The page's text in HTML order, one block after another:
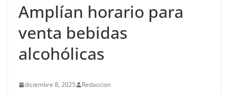
Amplían horario para
venta bebidas
alcohólicas
diciembre 8, 2025 Redaccion